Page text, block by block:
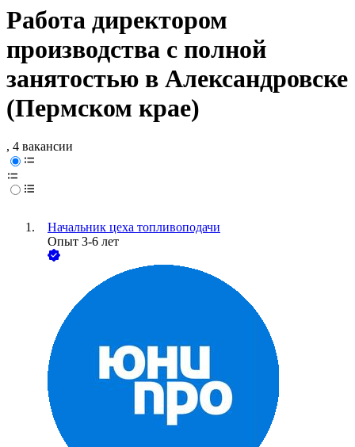
Работа директором
производства с полной
занятостью в Александровске
(Пермском крае)
, 4 вакансии
Начальник цеха топливоподачи
Опыт 3-6 лет